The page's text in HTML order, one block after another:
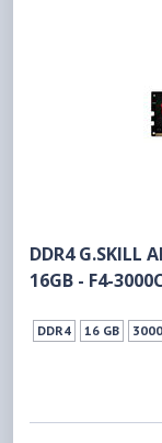
DDR4 G.SKILL
16GB - F4-
DDR4 16 GB